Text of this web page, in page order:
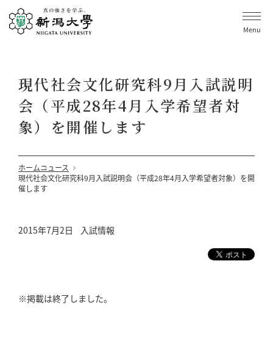
Menu
現代社会文化研究科9月入試説明
会（平成28年4月入学希望者対
象）を開催します
ホームニュース
現代社会文化研究科9月入試説明会（平成28年4月入学希望者対象）を開
催します
2015年7月2日 入試情報
※掲載は終了しました。